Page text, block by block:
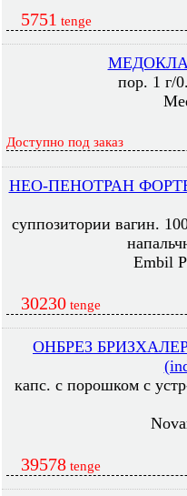
5751 tenge
пор. 1 г/
Доступно под заказ
НЕО-ПЕНОТРАН ФОРТЕ
суппозитории вагин.
Embil
30230 tenge
ОНБРЕЗ БРИЗХАЛЕР
капс. с порошком с
39578 tenge